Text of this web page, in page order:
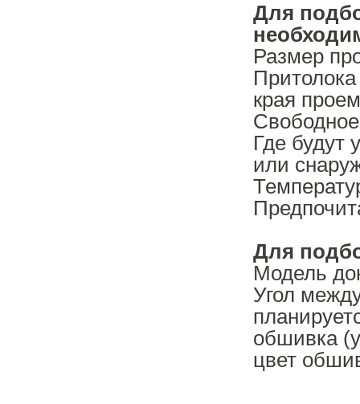
Для
Размер
Притолока
края
Где будут
или
Для
Модель
Угол
обшивка
цвет